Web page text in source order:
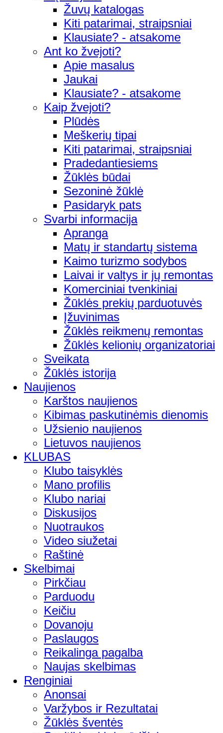
Žuvų katalogas
Kiti patarimai, straipsniai
Klausiate? - atsakome
Ant ko žvejoti?
Apie masalus
Jaukai
Klausiate? - atsakome
Kaip žvejoti?
Plūdės
Meškerių tipai
Kiti patarimai, straipsniai
Pradedantiesiems
Žūklės būdai
Sezoninė žūklė
Pasidaryk pats
Svarbi informacija
Apranga
Matų ir standartų sistema
Kaimo turizmo sodybos
Laivai ir valtys ir jų remontas
Komerciniai tvenkiniai
Žūklės prekių parduotuvės
Įžuvinimas
Žūklės reikmenų remontas
Žūklės kelionių organizatoriai
Sveikata
Žūklės istorija
Naujienos
Karštos naujienos
Kibimas paskutinėmis dienomis
Užsienio naujienos
Lietuvos naujienos
KLUBAS
Klubo taisyklės
Mano profilis
Klubo nariai
Diskusijos
Nuotraukos
Video siužetai
Raštinė
Skelbimai
Pirkčiau
Parduodu
Keičiu
Dovanoju
Paslaugos
Reikalinga pagalba
Naujas skelbimas
Renginiai
Anonsai
Varžybos ir Rezultatai
Žūklės šventės